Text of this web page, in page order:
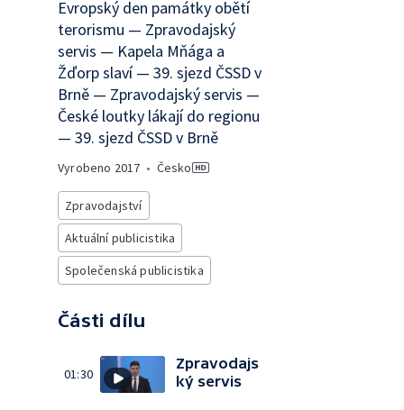
Evropský den památky obětí
terorismu — Zpravodajský
servis — Kapela Mňága a
Žďorp slaví — 39. sjezd ČSSD v
Brně — Zpravodajský servis —
České loutky lákají do regionu
— 39. sjezd ČSSD v Brně
Vyrobeno 2017 • Česko
Zpravodajství
Aktuální publicistika
Společenská publicistika
Části dílu
01:30
Zpravodajs
ký servis